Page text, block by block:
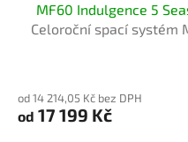
MF60 Indulgence 5
Celoroční spací systém
od 14 214,05 Kč bez DPH
od 17 199 Kč